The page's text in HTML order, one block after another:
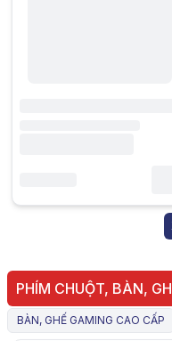
PHÍM CHUỘT, BÀN,
BÀN, GHẾ GAMING CAO CẤP